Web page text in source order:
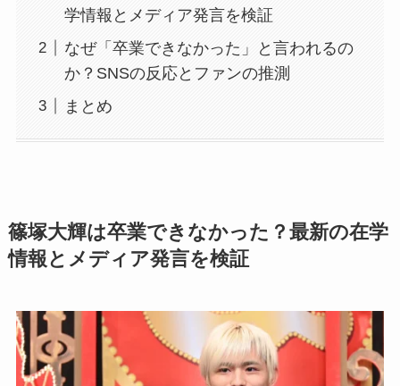
学情報とメディア発言を検証
なぜ「卒業できなかった」と言われるの
か？SNSの反応とファンの推測
まとめ
篠塚大輝は卒業できなかった？最新の在学
情報とメディア発言を検証